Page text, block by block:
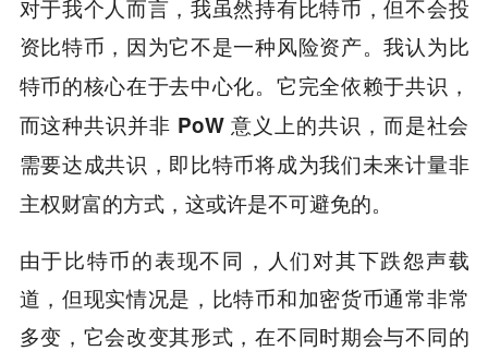
对于我个人而言，我虽然持有比特币，但不会投
资比特币，因为它不是一种风险资产。我认为比
特币的核心在于去中心化。它完全依赖于共识，
而这种共识并非 PoW 意义上的共识，而是社会
需要达成共识，即比特币将成为我们未来计量非
主权财富的方式，这或许是不可避免的。
由于比特币的表现不同，人们对其下跌怨声载
道，但现实情况是，比特币和加密货币通常非常
多变，它会改变其形式，在不同时期会与不同的